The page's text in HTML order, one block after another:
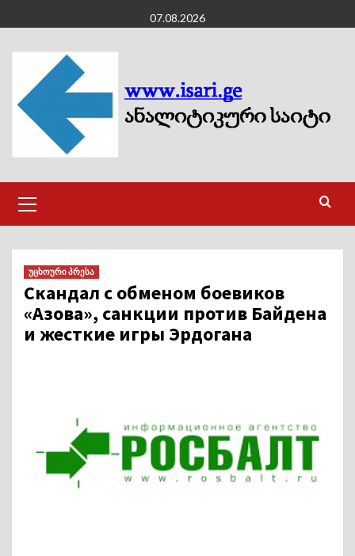
to
content
07.08.2026
Menu
უცხოური პრესა
Скандал с обменом боевиков
«Азова», санкции против Байдена
и жесткие игры Эрдогана